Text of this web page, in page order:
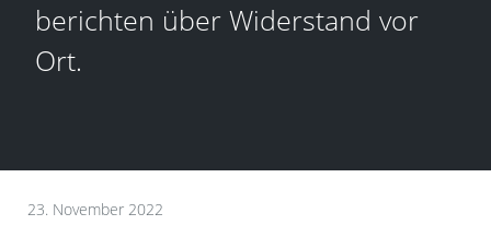
berichten über Widerstand vor
Ort.
23. November 2022